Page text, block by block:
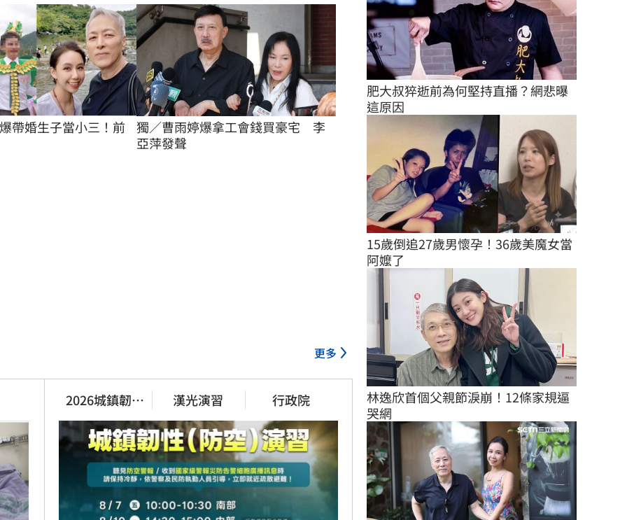
帶婚生子當小三！前
獨／曹雨婷爆拿工會錢買豪宅　李
亞萍發聲
更多
2026城鎮韌性
演習
漢光演習 行政院
肥大叔猝逝前為何堅持直播？網悲曝
這原因
15歲倒追27歲男懷孕！36歲美魔女當
阿嬤了
林逸欣首個父親節淚崩！12條家規逼
哭網